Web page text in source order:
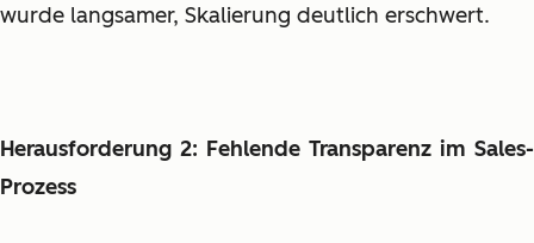
wurde langsamer, Skalierung deutlich erschwert.
Herausforderung 2: Fehlende Transparenz im Sales-
Prozess